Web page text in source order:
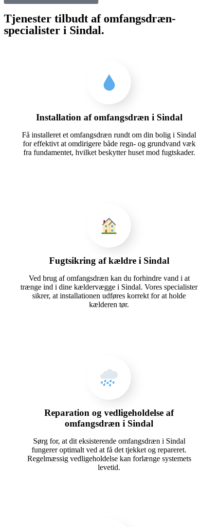
Tjenester tilbudt af omfangsdræn-
specialister i Sindal.
Installation af omfangsdræn i Sindal
Få installeret et omfangsdræn rundt om din bolig i Sindal
for effektivt at omdirigere både regn- og grundvand væk
fra fundamentet, hvilket beskytter huset mod fugtskader.
Fugtsikring af kældre i Sindal
Ved brug af omfangsdræn kan du forhindre vand i at
trænge ind i dine kældervægge i Sindal. Vores specialister
sikrer, at installationen udføres korrekt for at holde
kælderen tør.
Reparation og vedligeholdelse af
omfangsdræn i Sindal
Sørg for, at dit eksisterende omfangsdræn i Sindal
fungerer optimalt ved at få det tjekket og repareret.
Regelmæssig vedligeholdelse kan forlænge systemets
levetid.